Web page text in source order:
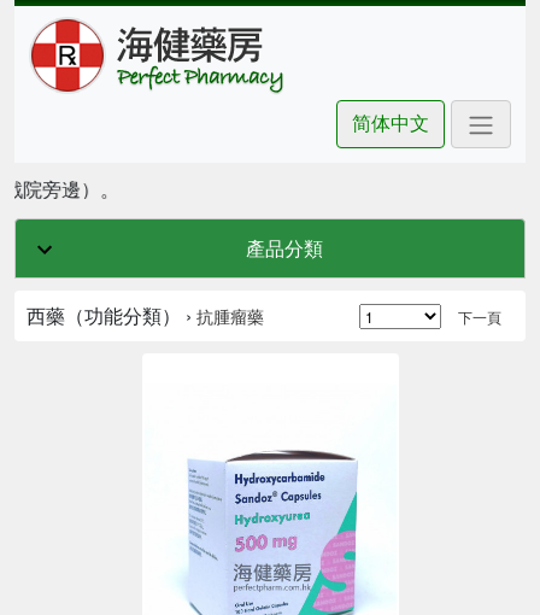
简体中文
旁邊）。
產品分類
西藥（功能分類） › 抗腫瘤藥 下一頁